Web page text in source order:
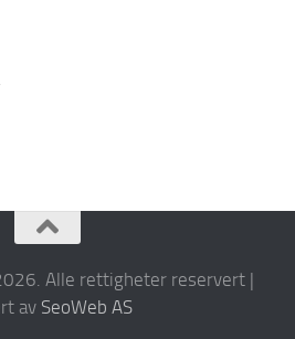
Alle rettigheter reservert |
av SeoWeb AS